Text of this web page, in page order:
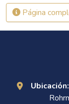
Página
Ubicación: